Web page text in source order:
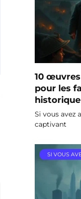
10 œuvres
pour les
historique
Si vous avez
captivant
SI VOUS